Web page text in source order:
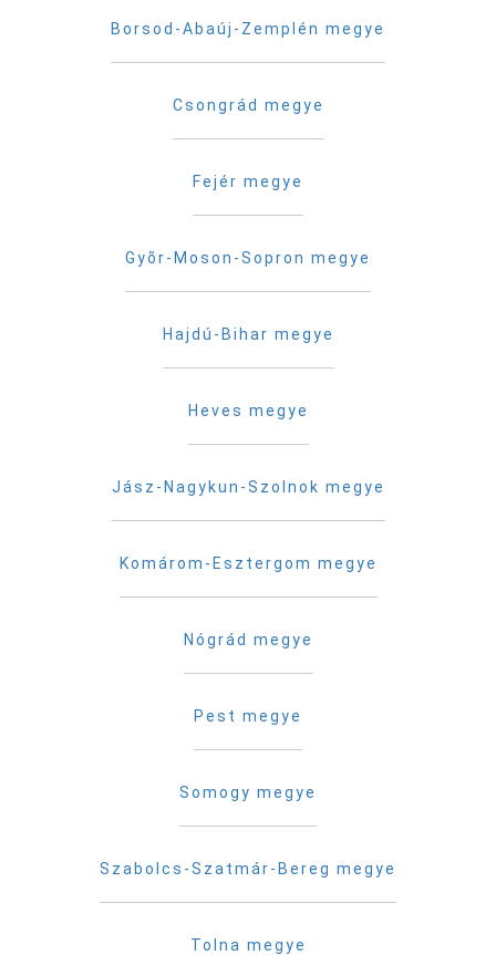
Borsod-Abaúj-Zemplén megye
Csongrád megye
Fejér megye
Gyõr-Moson-Sopron megye
Hajdú-Bihar megye
Heves megye
Jász-Nagykun-Szolnok megye
Komárom-Esztergom megye
Nógrád megye
Pest megye
Somogy megye
Szabolcs-Szatmár-Bereg megye
Tolna megye